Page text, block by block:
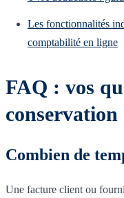
Les fonctionnalités
comptabilité en ligne
FAQ : vos
conservation
Combien de
Une facture client ou